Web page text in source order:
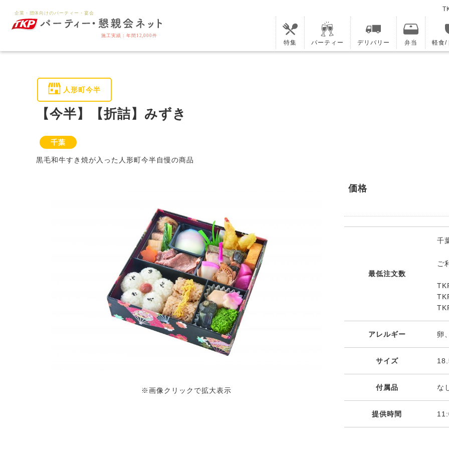
特集 パーティー デリバリー 弁当 軽食/
人形町今半
【今半】【折詰】みずき
千葉
黒毛和牛すき焼が入った人形町今半自慢の商品
※画像クリックで拡大表示
価格
最低注文数
千
ご
アレルギー 卵
サイズ
付属品 な
提供時間